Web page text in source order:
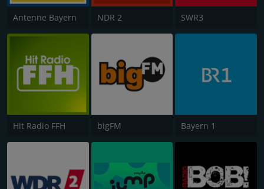
Antenne Bayern NDR 2 SWR3
Hit Radio FFH bigFM Bayern 1